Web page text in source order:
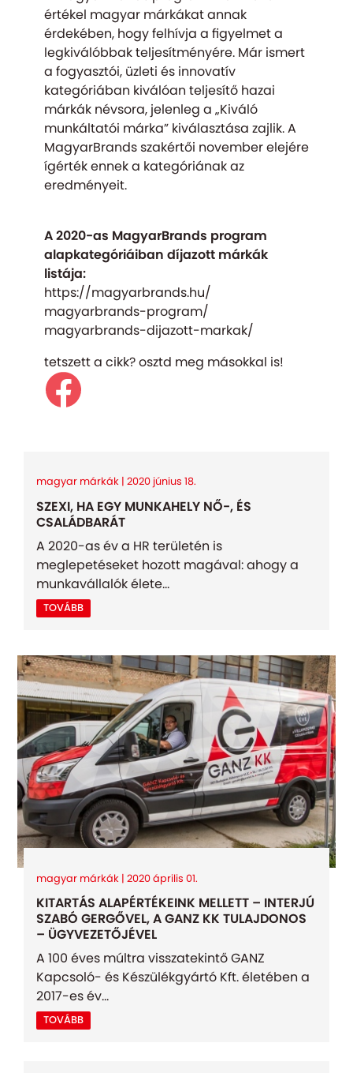
értékel magyar márkákat annak
érdekében, hogy felhívja a figyelmet a
legkiválóbbak teljesítményére. Már ismert
a fogyasztói, üzleti és innovatív
kategóriában kiválóan teljesítő hazai
márkák névsora, jelenleg a „Kiváló
munkáltatói márka” kiválasztása zajlik. A
MagyarBrands szakértői november elejére
ígérték ennek a kategóriának az
eredményeit.
A 2020-as MagyarBrands program
alapkategóriáiban díjazott márkák
listája:
https://magyarbrands.hu/
magyarbrands-program/
magyarbrands-dijazott-markak/
tetszett a cikk? osztd meg másokkal is!
magyar márkák | 2020 június 18.
SZEXI, HA EGY MUNKAHELY NŐ-, ÉS
CSALÁDBARÁT
A 2020-as év a HR területén is
meglepetéseket hozott magával: ahogy a
munkavállalók élete...
TOVÁBB
magyar márkák | 2020 április 01.
KITARTÁS ALAPÉRTÉKEINK MELLETT – INTERJÚ
SZABÓ GERGŐVEL, A GANZ KK TULAJDONOS
– ÜGYVEZETŐJÉVEL
A 100 éves múltra visszatekintő GANZ
Kapcsoló- és Készülékgyártó Kft. életében a
2017-es év...
TOVÁBB